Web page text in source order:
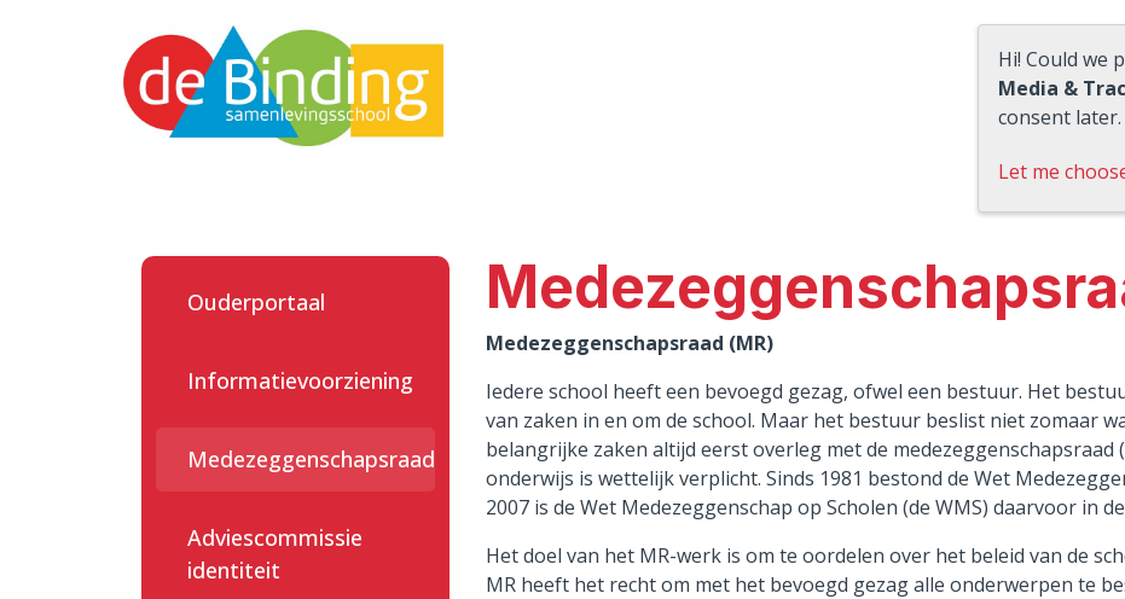
Praktische zaken
Quadraten
Aanmelden
Ouderportaal
Informatievoorziening
Medezeggenschapsraad
Adviescommissie
identiteit
Medezeggenschapsraad (MR)
Iedere school heeft een bevoegd gezag, ofwel een bestuur. Het
van zaken in en om de school. Maar het bestuur beslist niet zomaar
belangrijke zaken altijd eerst overleg met de medezeggenschapsraad
onderwijs is wettelijk verplicht. Sinds 1981 bestond de Wet
2007 is de Wet Medezeggenschap op Scholen (de WMS) daarvoor in
Het doel van het MR-werk is om te oordelen over het beleid van de
MR heeft het recht om met het bevoegd gezag alle onderwerpen te
Hi! Could we
Media &
consent later.
Let me